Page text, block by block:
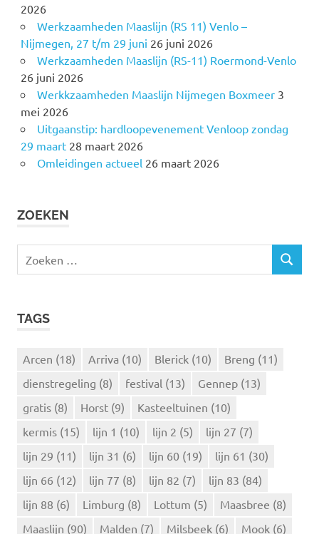
2026
Werkzaamheden Maaslijn (RS 11) Venlo –
Nijmegen, 27 t/m 29 juni 26 juni 2026
Werkzaamheden Maaslijn (RS-11) Roermond-Venlo
26 juni 2026
Werkkzaamheden Maaslijn Nijmegen Boxmeer 3
mei 2026
Uitgaanstip: hardloopevenement Venloop zondag
29 maart 28 maart 2026
Omleidingen actueel 26 maart 2026
ZOEKEN
e
Z
TAGS
Arcen (18) Arriva (10) Blerick (10) Breng (11)
dienstregeling (8) festival (13) Gennep (13)
gratis (8) Horst (9) Kasteeltuinen (10)
kermis (15) lijn 1 (10) lijn 2 (5) lijn 27 (7)
lijn 29 (11) lijn 31 (6) lijn 60 (19) lijn 61 (30)
lijn 66 (12) lijn 77 (8) lijn 82 (7) lijn 83 (84)
lijn 88 (6) Limburg (8) Lottum (5) Maasbree (8)
Maaslijn (90) Malden (7) Milsbeek (6) Mook (6)